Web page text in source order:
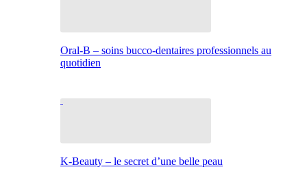
Oral-B – soins bucco-dentaires professionnels au
quotidien
K-Beauty – le secret d’une belle peau